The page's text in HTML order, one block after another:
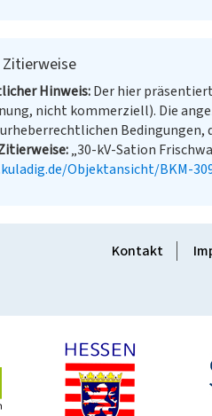
Hinweis Der hier
nicht kommerziell). Die
Bedingungen,
„30-kV-Sation
Objektansicht/BKM-
Kontakt